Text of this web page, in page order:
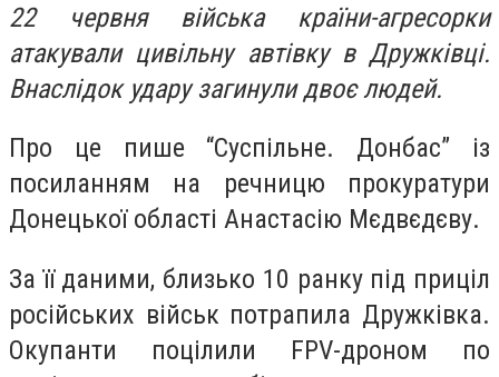
22 червня війська країни-агресорки
атакували цивільну автівку в Дружківці.
Внаслідок удару загинули двоє людей.
Про це пише “Суспільне. Донбас” із
посиланням на речницю прокуратури
Донецької області Анастасію Мєдвєдєву.
За її даними, близько 10 ранку під приціл
російських військ потрапила Дружківка.
Окупанти поцілили FPV-дроном по